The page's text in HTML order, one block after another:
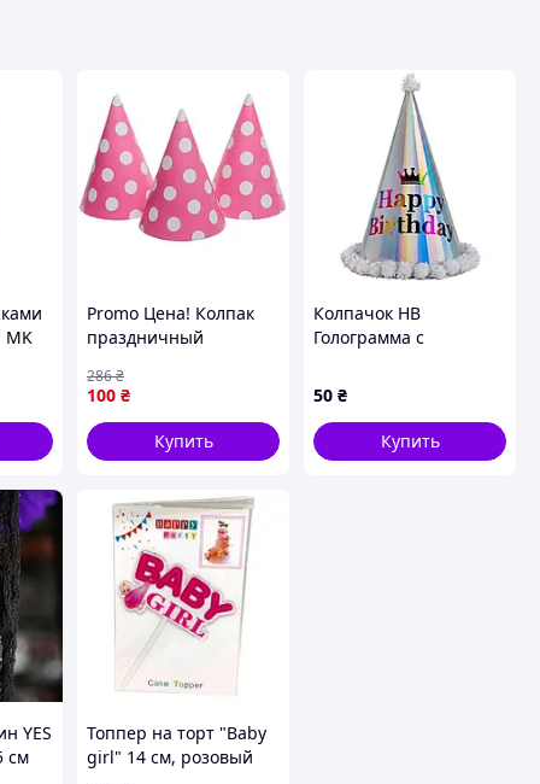
MK
cx.
Promo Цена! Колпак
праздничный
7003-0011, 15см, в
упаковке 20 шт -
только на
ZaGrosh.com.ua
100 ₴
286₴
Купить
Колпачок HB
Голограмма с
50 ₴
Купить
YES
см
Топпер на торт "Baby
girl" 14 см, розовый